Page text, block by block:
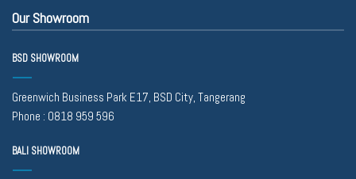
Our Showroom
BSD SHOWROOM
Greenwich Business Park E17, BSD City, Tangerang
Phone : 0818 959 596
BALI SHOWROOM